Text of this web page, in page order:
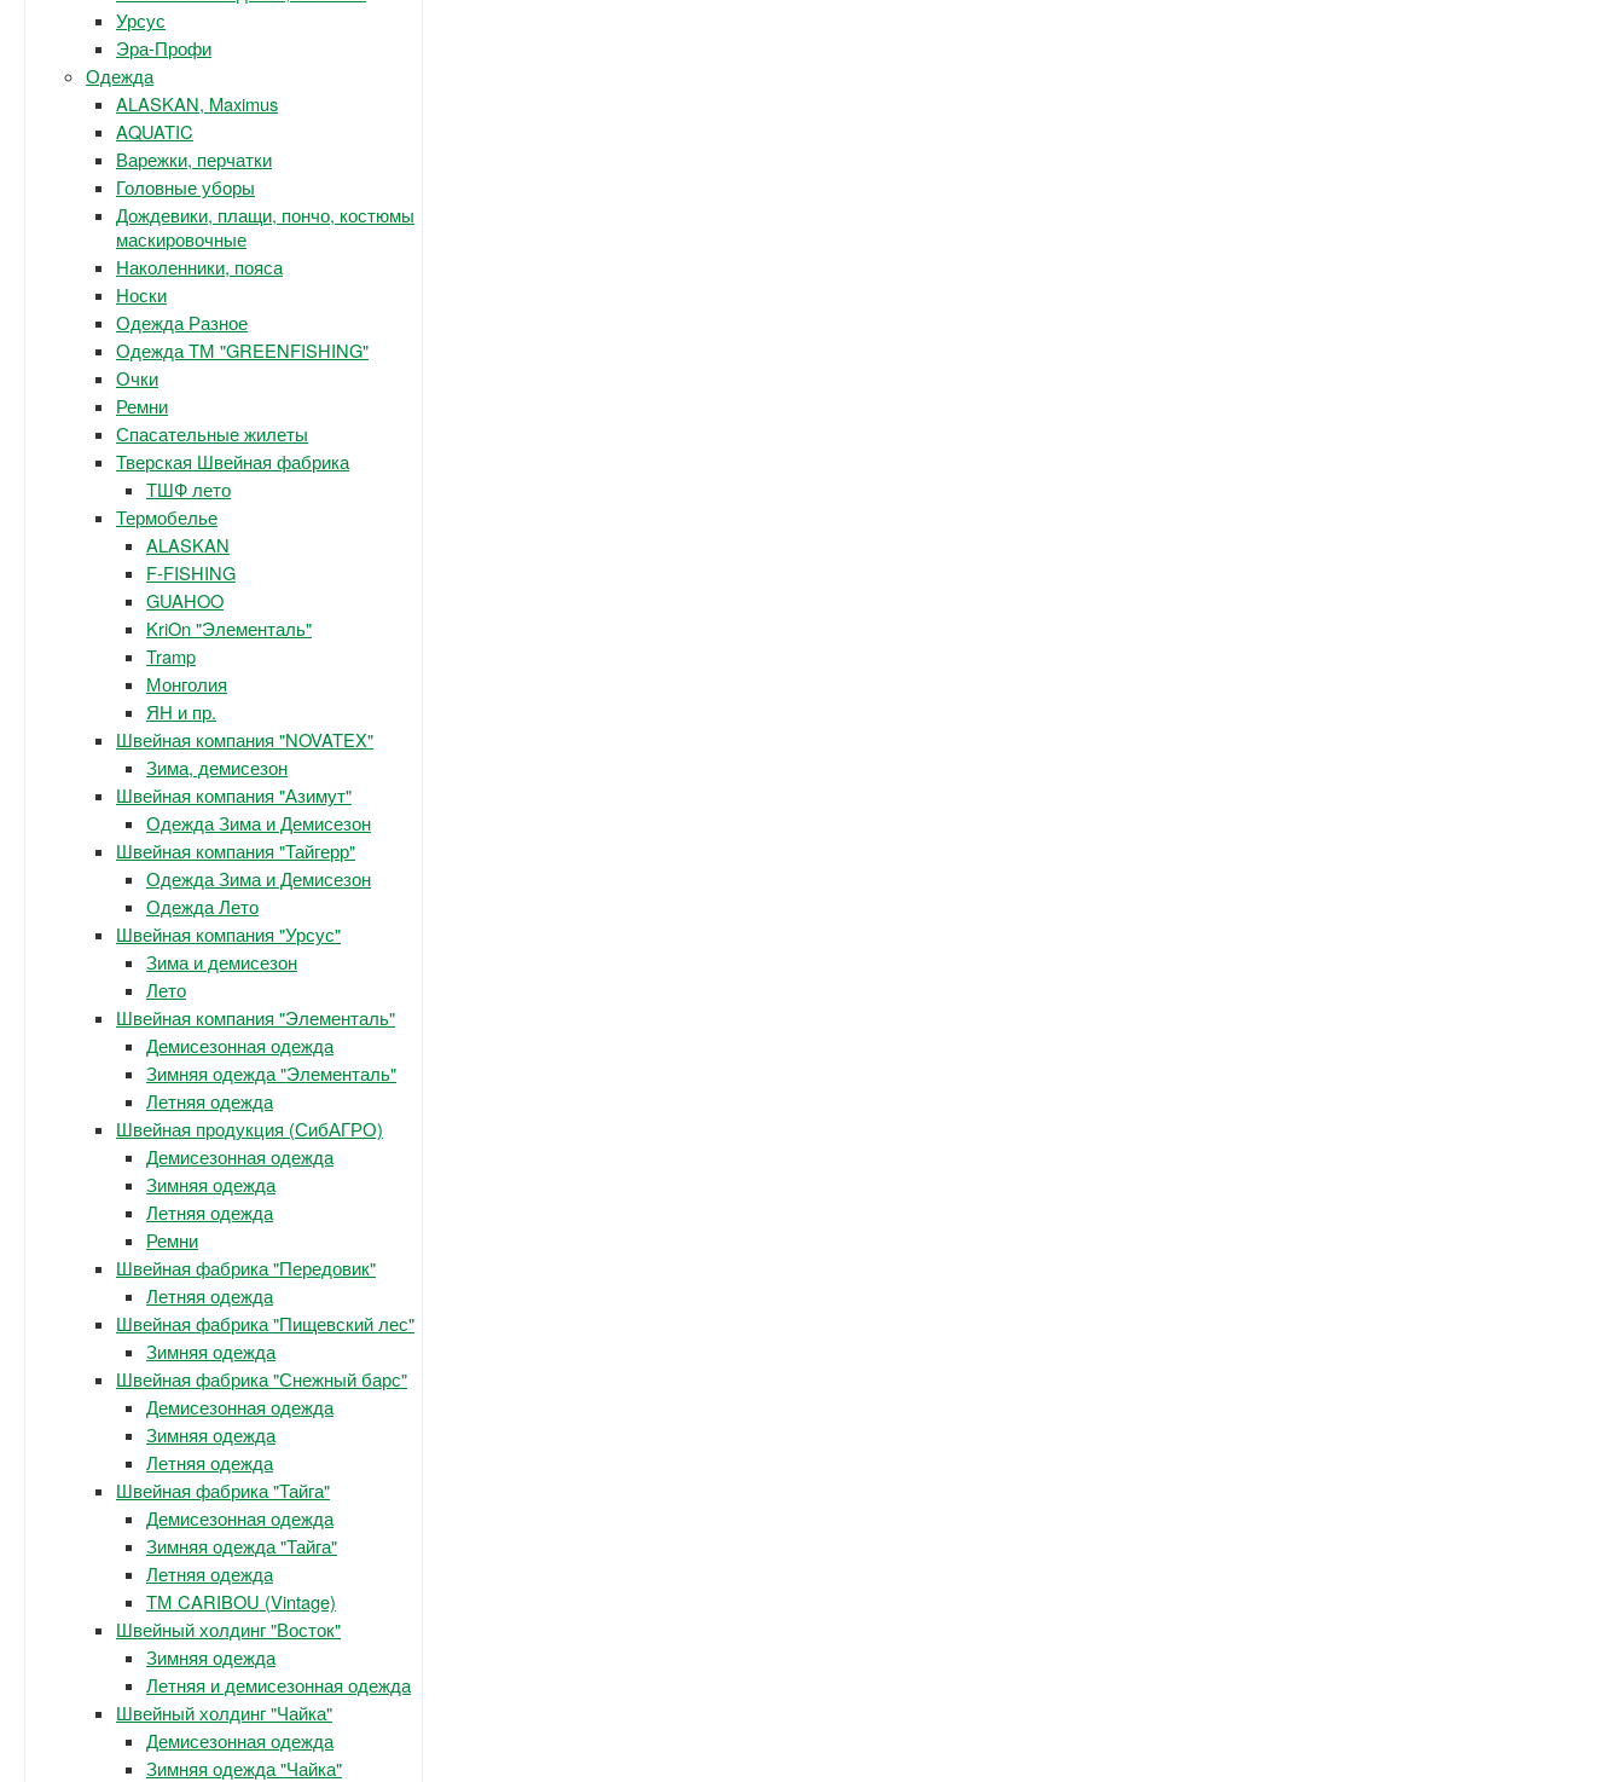
Урсус
Эра-Профи
Одежда
ALASKAN, Maximus
AQUATIC
Варежки, перчатки
Головные уборы
Дождевики, плащи, пончо, костюмы
маскировочные
Наколенники, пояса
Носки
Одежда Разное
Одежда ТМ "GREENFISHING"
Очки
Ремни
Спасательные жилеты
Тверская Швейная фабрика
ТШФ лето
Термобелье
ALASKAN
F-FISHING
GUAHOO
KriOn "Элементаль"
Tramp
Монголия
ЯН и пр.
Швейная компания "NOVATEX"
Зима, демисезон
Швейная компания "Азимут"
Одежда Зима и Демисезон
Швейная компания "Тайгерр"
Одежда Зима и Демисезон
Одежда Лето
Швейная компания "Урсус"
Зима и демисезон
Лето
Швейная компания "Элементаль"
Демисезонная одежда
Зимняя одежда "Элементаль"
Летняя одежда
Швейная продукция (СибАГРО)
Демисезонная одежда
Зимняя одежда
Летняя одежда
Ремни
Швейная фабрика "Передовик"
Летняя одежда
Швейная фабрика "Пищевский лес"
Зимняя одежда
Швейная фабрика "Снежный барс"
Демисезонная одежда
Зимняя одежда
Летняя одежда
Швейная фабрика "Тайга"
Демисезонная одежда
Зимняя одежда "Тайга"
Летняя одежда
ТМ CARIBOU (Vintage)
Швейный холдинг "Восток"
Зимняя одежда
Летняя и демисезонная одежда
Швейный холдинг "Чайка"
Демисезонная одежда
Зимняя одежда "Чайка"